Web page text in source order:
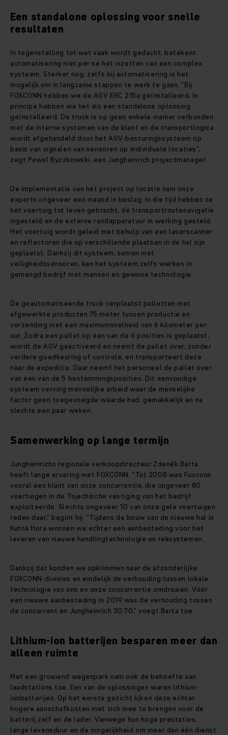
Een standalone oplossing voor snelle
resultaten
In tegenstelling tot wat vaak wordt gedacht, betekent
automatisering niet per se het inzetten van een complex
systeem. Sterker nog, zelfs bij automatisering is het
mogelijk om in langzame stappen te werk te gaan. "Bij
FOXCONN hebben we de AGV ERC 215a geïnstalleerd. In
principe hebben we het als een standalone oplossing
geïnstalleerd. De truck is op geen enkele manier verbonden
met de interne systemen van de klant en de transportlogica
wordt afgehandeld door het AGV-besturingssysteem op
basis van signalen van sensoren op individuele locaties”,
zegt Pawel Byczkowski, een Jungheinrich projectmanager.
De implementatie van het project op locatie nam onze
experts ongeveer een maand in beslag. In die tijd hebben ze
het voertuig tot leven gebracht, de transportroutenavigatie
ingesteld en de externe randapparatuur in werking gesteld.
Het voertuig wordt geleid met behulp van een laserscanner
en reflectoren die op verschillende plaatsen in de hal zijn
geplaatst. Dankzij dit systeem, samen met
veiligheidssensoren, kan het systeem zelfs werken in
gemengd bedrijf met mensen en gewone technologie.
De geautomatiseerde truck verplaatst palletten met
afgewerkte producten 75 meter tussen productie en
verzending met een maximumsnelheid van 6 kilometer per
uur. Zodra een pallet op een van de 6 posities is geplaatst,
wordt de AGV geactiveerd en neemt de pallet over, zonder
verdere goedkeuring of controle, en transporteert deze
naar de expeditie. Daar neemt het personeel de pallet over
van een van de 5 bestemmingsposities. Dit eenvoudige
systeem verving menselijke arbeid waar de menselijke
factor geen toegevoegde waarde had, gemakkelijk en na
slechts een paar weken.
Samenwerking op lange termijn
Jungheinrichs regionale verkoopdirecteur Zdeněk Bárta
heeft lange ervaring met FOXCONN. "Tot 2008 was Foxconn
vooral een klant van onze concurrentie, die ongeveer 80
voertuigen in de Tsjechische vestiging van het bedrijf
exploiteerde. Slechts ongeveer 10 van onze gele voertuigen
reden daar,” begint hij. "Tijdens de bouw van de nieuwe hal in
Kutná Hora wonnen we echter een aanbesteding voor het
leveren van nieuwe handlingtechnologie en reksystemen.
Dankzij dat konden we opklimmen naar de afzonderlijke
FOXCONN-divisies en eindelijk de verhouding tussen lokale
technologie van ons en onze concurrentie omdraaien. Vóór
een nieuwe aanbesteding in 2019 was de verhouding tussen
de concurrent en Jungheinrich 30:70,” voegt Barta toe.
Lithium-ion batterijen besparen meer dan
alleen ruimte
Met een groeiend wagenpark nam ook de behoefte aan
laadstations toe. Een van de oplossingen waren lithium-
ionbatterijen. Op het eerste gezicht lijken deze echter
hogere aanschafkosten met zich mee te brengen voor de
batterij zelf en de lader. Vanwege hun hoge prestaties,
lange levensduur en de mogelijkheid om meer dan één dienst